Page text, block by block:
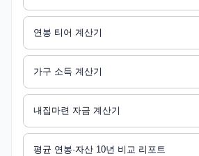
연봉 티어 계산기
가구 소득 계산기
내집마련 자금 계산기
평균 연봉·자산 10년 비교 리포트